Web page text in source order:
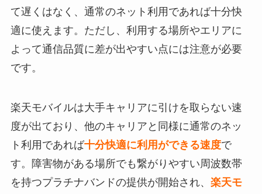
て遅くはなく、通常のネット利用であれば十分快
適に使えます。ただし、利用する場所やエリアに
よって通信品質に差が出やすい点には注意が必要
です。
楽天モバイルは大手キャリアに引けを取らない速
度が出ており、他のキャリアと同様に通常のネッ
ト利用であれば十分快適に利用ができる速度で
す。障害物がある場所でも繋がりやすい周波数帯
を持つプラチナバンドの提供が開始され、 楽天モ